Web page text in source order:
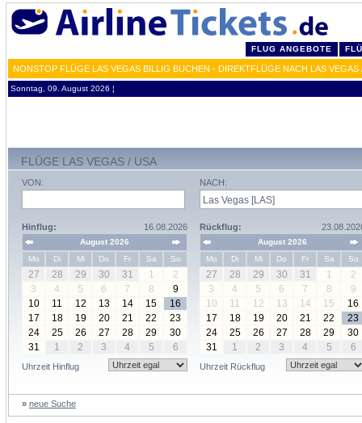
FLUG ANGEBOTE
NONSTOP FLÜGE LAS VEGAS BILLIG BUCHEN - DIREKTFLÜGE NACH LAS VEGAS
Sonntag, 09. August 2026 ¦
FLÜGE LAS VEGAS / USA
VON:
Hinflug: 16.08.2026
August 2026
Mo
Di Mi Do Fr Sa So
27 28 29 30 31 1
2
3
4 5 6 7 8
9
10
11 12 13 14 15
16
17
18 19 20 21 22
23
24
25 26 27 28 29
30
31
1 2 3 4 5 6
Uhrzeit Hinflug
NACH:
Rückflug:
August 2026
Mo
Di Mi Do Fr Sa So
27 28 29 30 31 1
2
3
4 5 6 7 8
9
10
11 12 13 14 15
16
17
18 19 20 21 22
23
24
25 26 27 28 29
30
31
1 2 3 4 5 6
Uhrzeit Rückflug
» neue Suche